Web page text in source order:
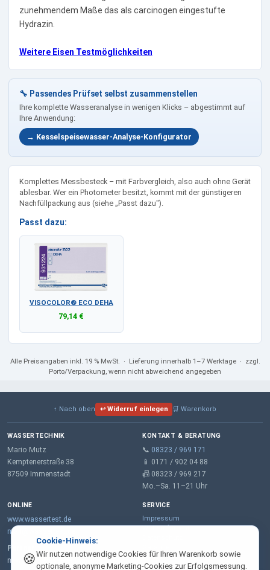
🍪
Cookie-Hinweis:
Wir nutzen notwendige Cookies für Ihren Warenkorb sowie
optionale, anonyme Marketing-Cookies zur Erfolgsmessung.
zunehmendem Maße das als carcinogen eingestufte
Hydrazin.
Weitere Eisen Testmöglichkeiten
🔧 Passendes Prüfset selbst zusammenstellen
Ihre komplette Wasseranalyse in wenigen Klicks – abgestimmt auf
Ihre Anwendung:
→ Kesselspeisewasser-Analyse-Konfigurator
Komplettes Messbesteck – mit Farbvergleich, also auch ohne Gerät
ablesbar. Wer ein Photometer besitzt, kommt mit der günstigeren
Nachfüllpackung aus (siehe „Passt dazu").
Passt dazu:
VISOCOLOR® ECO DEHA
79,14 €
Alle Preisangaben inkl. 19 % MwSt. · Lieferung innerhalb 1–7 Werktage · zzgl.
Porto/Verpackung, wenn nicht abweichend angegeben
↑ Nach oben ↩ Widerruf einlegen 🛒 Warenkorb
WASSERTECHNIK
Mario Mutz
Kemptenerstraße 38
87509 Immenstadt
KONTAKT & BERATUNG
📞 08323 / 969 171
📱 0171 / 902 04 88
📠 08323 / 969 217
Mo.–Sa. 11–21 Uhr
ONLINE
www.wassertest.de
mail@wassertest.de
Partner:
m-wt.de – Wasserenthärtung
SERVICE
Impressum
Widerrufsrecht
AGB
Lieferung & Zahlung